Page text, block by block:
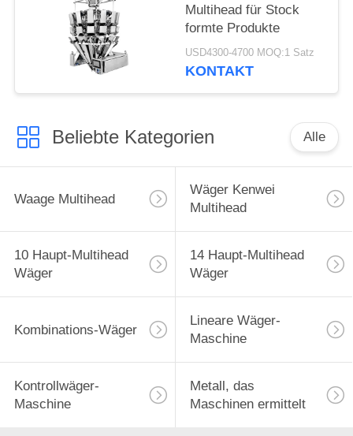
Multihead für Stock
formte Produkte
USD4300-4700 MOQ:1 Satz
KONTAKT
Beliebte Kategorien Alle
Waage Multihead
Wäger Kenwei
Multihead
10 Haupt-Multihead
Wäger
14 Haupt-Multihead
Wäger
Kombinations-Wäger
Lineare Wäger-
Maschine
Kontrollwäger-
Maschine
Metall, das
Maschinen ermittelt